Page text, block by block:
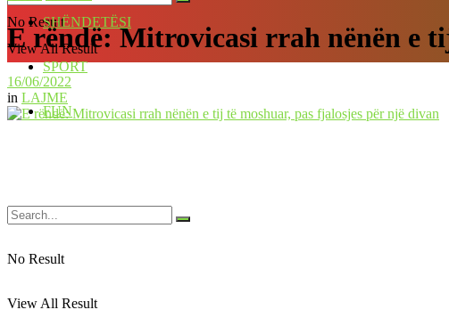
No Result
View All Result
SHËNDETËSI
SPORT
FUN
No Result
View All Result
E rëndë: Mitrovicasi rrah nënën e
16/06/2022
in LAJME